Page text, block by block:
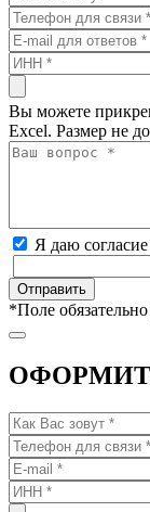
Вы можете
Excel. Размер не
Я даю
*Поле